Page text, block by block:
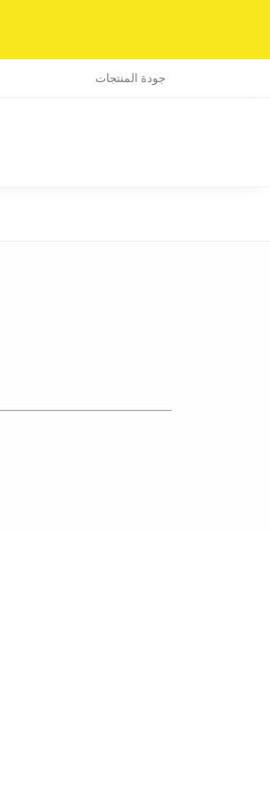
جودة المنتجات